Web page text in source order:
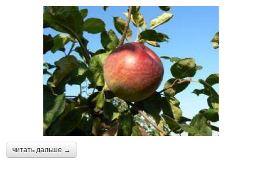
читать дальше →